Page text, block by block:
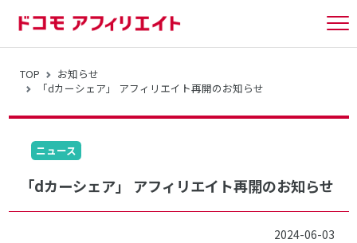
TOP
お知らせ
「dカーシェア」 アフィリエイト再開のお知らせ
ニュース
「dカーシェア」 アフィリエイト再開のお知らせ
2024-06-03